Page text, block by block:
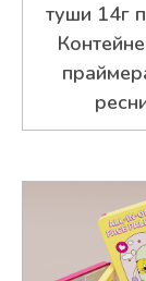
туши 14г